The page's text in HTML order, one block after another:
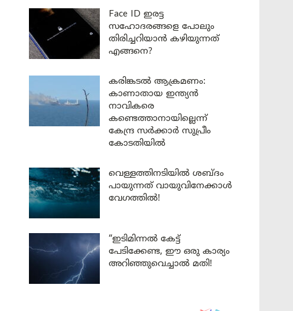
Face ID ഇരട്ട
സഹോദരങ്ങളെ പോലും
തിരിച്ചറിയാൻ കഴിയുന്നത്
എങ്ങനെ?
കരിങ്കടൽ ആക്രമണം:
കാണാതായ ഇന്ത്യൻ
നാവികരെ
കണ്ടെത്താനായില്ലെന്ന്
കേന്ദ്ര സർക്കാർ സുപ്രീം
കോടതിയിൽ
വെള്ളത്തിനടിയിൽ ശബ്ദം
പായുന്നത് വായുവിനേക്കാൾ
വേഗത്തിൽ!
“ഇടിമിന്നൽ കേട്ട്
പേടിക്കേണ്ട, ഈ ഒരു കാര്യം
അറിഞ്ഞുവെച്ചാൽ മതി!